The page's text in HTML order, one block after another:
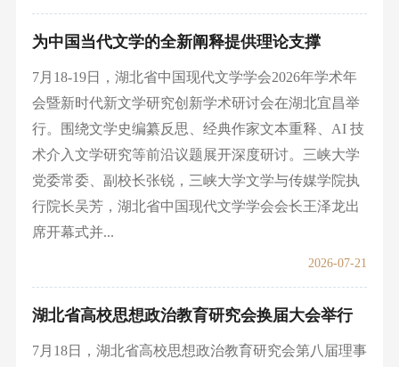
为中国当代文学的全新阐释提供理论支撑
7月18-19日，湖北省中国现代文学学会2026年学术年
会暨新时代新文学研究创新学术研讨会在湖北宜昌举
行。围绕文学史编纂反思、经典作家文本重释、AI 技
术介入文学研究等前沿议题展开深度研讨。三峡大学
党委常委、副校长张锐，三峡大学文学与传媒学院执
行院长吴芳，湖北省中国现代文学学会会长王泽龙出
席开幕式并...
2026-07-21
湖北省高校思想政治教育研究会换届大会举行
7月18日，湖北省高校思想政治教育研究会第八届理事